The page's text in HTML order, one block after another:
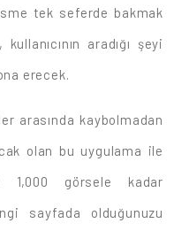
tek seferde bakmak
aradığı şeyi
erecek.
arasında kaybolmadan
olan bu uygulama ile
1,000 görsele kadar
sayfada olduğunuzu